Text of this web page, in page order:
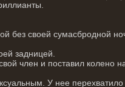
без своей сумасбродной
задницей.
член и поставил колено на
У нее перехватило